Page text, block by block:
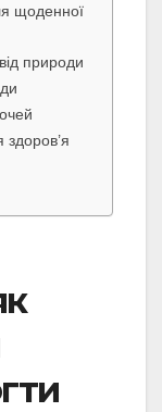
щоденної
природи
здоров’я